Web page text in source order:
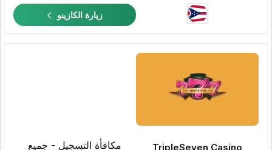
زيارة الكازينو
TripleSeven Casino
مكافأة التسجيل - جميع